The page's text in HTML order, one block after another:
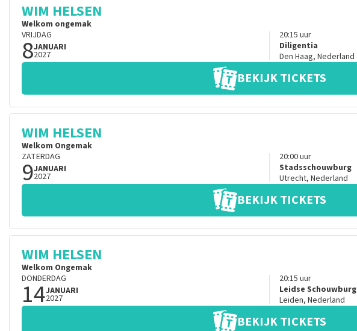
WIM HELSEN
Welkom ongemak
VRIJDAG
8JANUARI
2027
20:15 uur
Diligentia
Den Haag, Nederland
BEKIJK TICKETS
WIM HELSEN
Welkom Ongemak
ZATERDAG
9JANUARI
2027
20:00uur
Stadsschouwburg
Utrecht, Nederland
BEKIJK TICKETS
WIM HELSEN
Welkom Ongemak
DONDERDAG
14JANUARI
2027
20:15 uur
Leidse Schouwburg
Leiden, Nederland
BEKIJK TICKETS